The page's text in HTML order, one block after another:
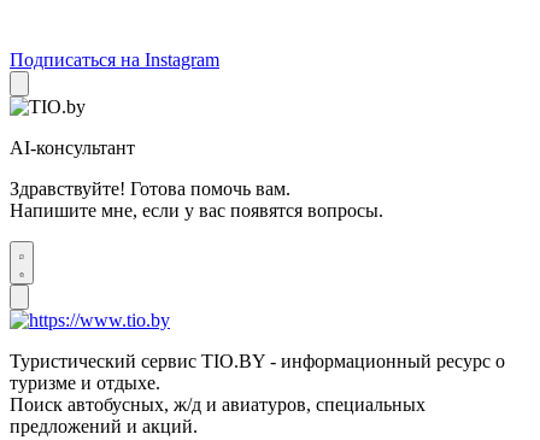
Подписаться на Instagram
AI-консультант
Здравствуйте! Готова помочь вам.
Напишите мне, если у вас появятся вопросы.
Туристический сервис TIO.BY - информационный ресурс о
туризме и отдыхе.
Поиск автобусных, ж/д и авиатуров, специальных
предложений и акций.